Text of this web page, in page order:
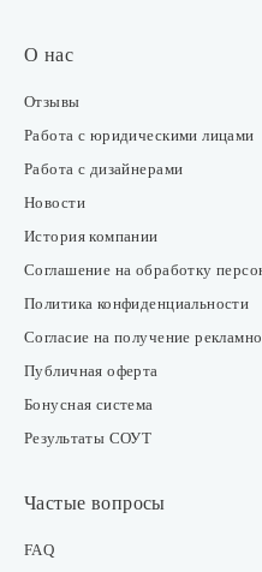
О нас
Отзывы
Работа с юридическими лицами
Работа с дизайнерами
Новости
История компании
Соглашение на обработку
Политика конфиденциальности
Согласие на получение
Публичная оферта
Бонусная система
Результаты СОУТ
Частые вопросы
FAQ